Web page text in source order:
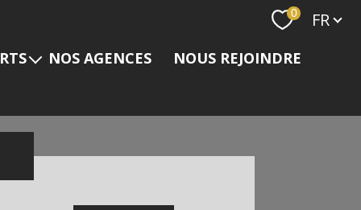
0 Langue
FR
NOS AGENCES NOUS REJOINDRE